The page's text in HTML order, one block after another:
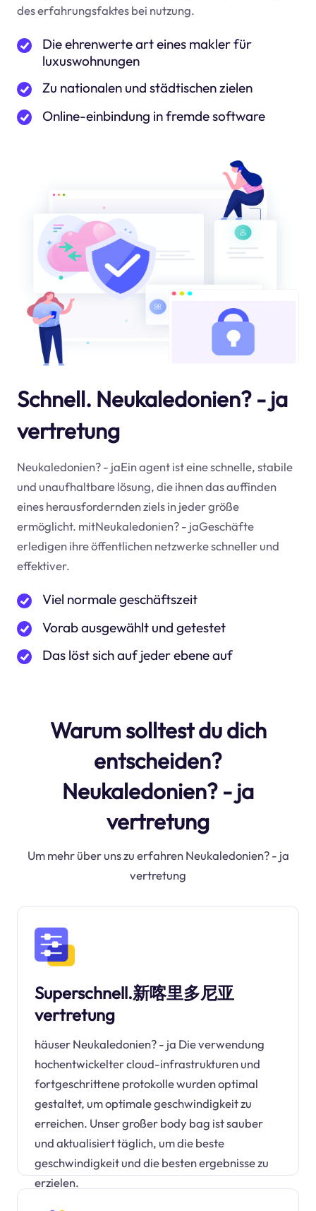
des erfahrungsfaktes bei nutzung.
Die ehrenwerte art eines makler für
luxuswohnungen
Zu nationalen und städtischen zielen
Online-einbindung in fremde software
Schnell. Neukaledonien? - ja
vertretung
Neukaledonien? - jaEin agent ist eine schnelle, stabile
und unaufhaltbare lösung, die ihnen das auffinden
eines herausfordernden ziels in jeder größe
ermöglicht. mitNeukaledonien? - jaGeschäfte
erledigen ihre öffentlichen netzwerke schneller und
effektiver.
Viel normale geschäftszeit
Vorab ausgewählt und getestet
Das löst sich auf jeder ebene auf
Warum solltest du dich
entscheiden?
Neukaledonien? - ja
vertretung
Um mehr über uns zu erfahren Neukaledonien? - ja
vertretung
Superschnell.新喀里多尼亚
vertretung
häuser Neukaledonien? - ja Die verwendung
hochentwickelter cloud-infrastrukturen und
fortgeschrittene protokolle wurden optimal
gestaltet, um optimale geschwindigkeit zu
erreichen. Unser großer body bag ist sauber
und aktualisiert täglich, um die beste
geschwindigkeit und die besten ergebnisse zu
erzielen.